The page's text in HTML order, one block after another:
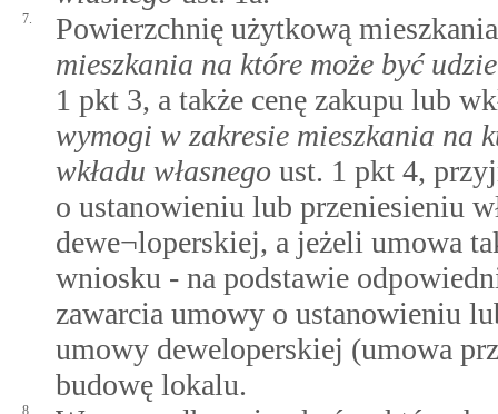
7.
Powierzchnię użytkową
mieszkania na które może być
1 pkt 3, a także cenę zakupu lub
wymogi w zakresie mieszkania na
wkładu własnego ust. 1 pkt 4,
o ustanowieniu lub przeniesieniu
dewe¬loperskiej, a jeżeli umowa
wniosku - na podstawie
zawarcia umowy o ustanowieniu
umowy deweloperskiej (umowa
budowę lokalu.
8.